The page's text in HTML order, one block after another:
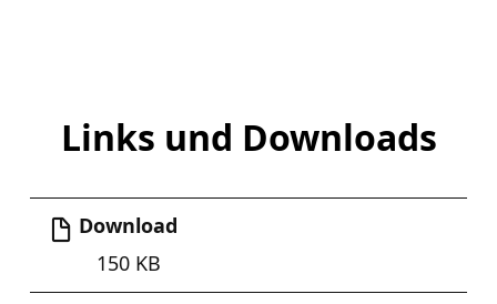
Links und Downloads
Download
150 KB